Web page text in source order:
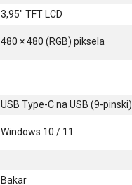
3,95" TFT LCD
480 × 480 (RGB) piksela
USB Type-C na USB (9-pinski)
Windows 10 / 11
Bakar